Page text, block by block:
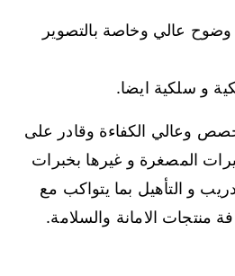
عالي وخاصة بالتصوير
و سلكية ايضا.
وعالي الكفاءة وقادر على
المصغرة و غيرها بخبرات
و التأهيل بما يتواكب مع
منتجات الامانة والسلامة.